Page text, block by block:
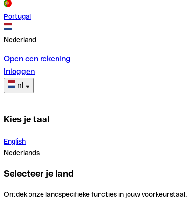
Portugal
Nederland
Open een rekening
Inloggen
nl
Kies je taal
English
Nederlands
Selecteer je land
Ontdek onze landspecifieke functies in jouw voorkeurstaal.